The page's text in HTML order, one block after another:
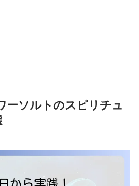
ーソルトのスピリチュ